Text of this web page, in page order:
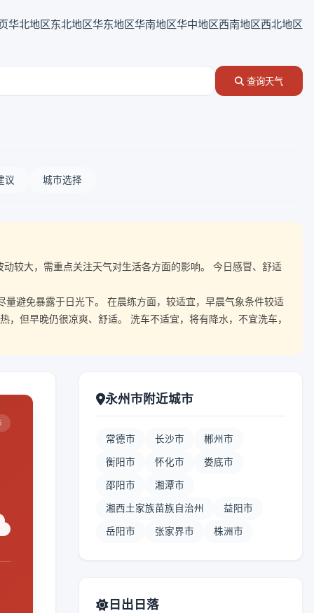
华北地区东北地区华东地区华南地区华中地区西南地区西北地区
查询天气
议 城市选择
大，需重点关注天气对生活各方面的影响。 今日感冒、舒适
避免暴露于日光下。 在晨练方面，较适宜，早晨气象条件较适
但早晚仍很凉爽、舒适。 洗车不适宜，将有降水，不宜洗车，
永州市附近城市
常德市 长沙市 郴州市
衡阳市 怀化市 娄底市
邵阳市 湘潭市
湘西土家族苗族自治州 益阳市
岳阳市 张家界市 株洲市
日出日落